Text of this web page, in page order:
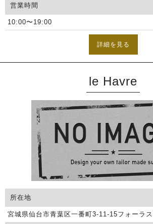
営業時間
10:00〜19:00
詳細を見る
le Havre
所在地
宮城県仙台市青葉区一番町3-11-15フォーラ